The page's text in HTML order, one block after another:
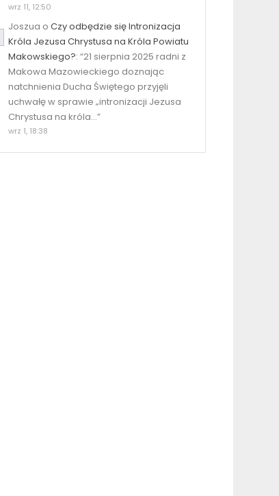
wrz 11, 12:50
Joszua o Czy odbędzie się Intronizacja
Króla Jezusa Chrystusa na Króla Powiatu
Makowskiego?: “21 sierpnia 2025 radni z
Makowa Mazowieckiego doznając
natchnienia Ducha Świętego przyjęli
uchwałę w sprawie „intronizacji Jezusa
Chrystusa na króla…”
wrz 1, 18:38